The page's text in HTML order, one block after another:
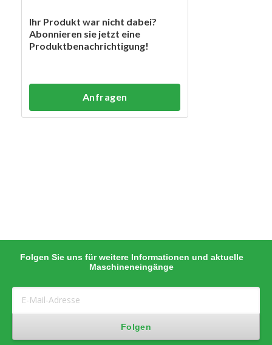
Ihr Produkt war nicht dabei?
Abonnieren sie jetzt eine
Produktbenachrichtigung!
Anfragen
Folgen Sie uns für weitere Informationen und aktuelle
Maschineneingänge